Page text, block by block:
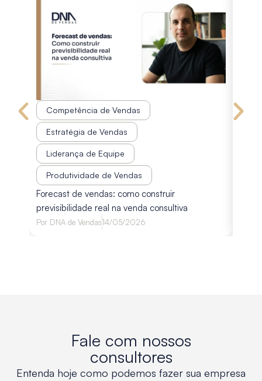
Competência de Vendas
Estratégia de Vendas
Liderança de Equipe
Produtividade de Vendas
Forecast de vendas: como construir
previsibilidade real na venda consultiva
Por DNA de Vendas14/05/2026
Fale com nossos
consultores
Entenda hoje como podemos fazer sua empresa